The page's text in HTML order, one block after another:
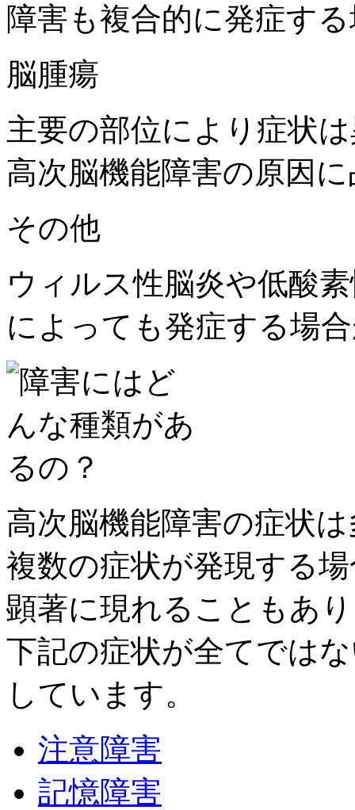
障害も複合的に発症す
脳腫瘍
主要の部位により症状
高次脳機能障害の原因
その他
ウィルス性脳炎や低酸
によっても発症する場
高次脳機能障害の症状
複数の症状が発現する
顕著に現れることもあ
下記の症状が全てでは
しています。
注意障害
記憶障害